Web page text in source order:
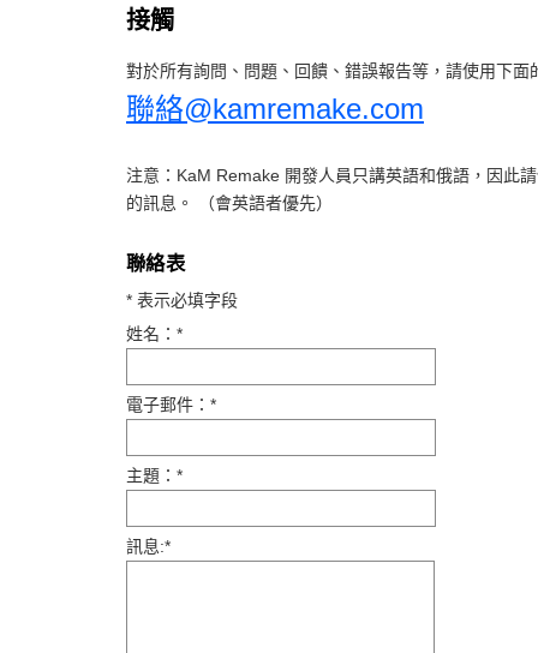
接觸
對於所有詢問、問題、回饋、錯誤報告等，請使用下面
聯絡@kamremake.com
注意：KaM Remake 開發人員只講英語和俄語，因此
的訊息。 （會英語者優先）
聯絡表
* 表示必填字段
姓名： *
電子郵件： *
主題： *
訊息:*